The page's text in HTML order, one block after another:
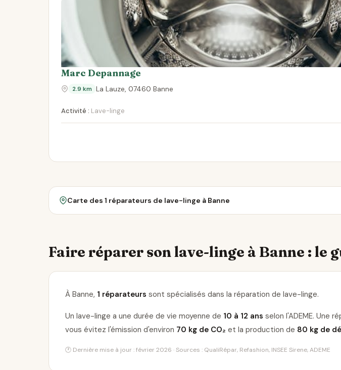
Marc Depannage
2.9 km La Lauze, 07460 Banne
Activité : Lave-linge
Carte des 1 réparateurs de lave-linge à Banne
Faire réparer son lave-linge à Banne : le
À Banne, 1 réparateurs sont spécialisés dans la réparation de lave-linge.
Un lave-linge a une durée de vie moyenne de 10 à 12 ans selon l'ADEME. Une
vous évitez l'émission d'environ 70 kg de CO₂ et la production de 80 kg de
🕐 Dernière mise à jour : février 2026 · Sources : QualiRépar, Refashion, INSEE Sirene, ADEME